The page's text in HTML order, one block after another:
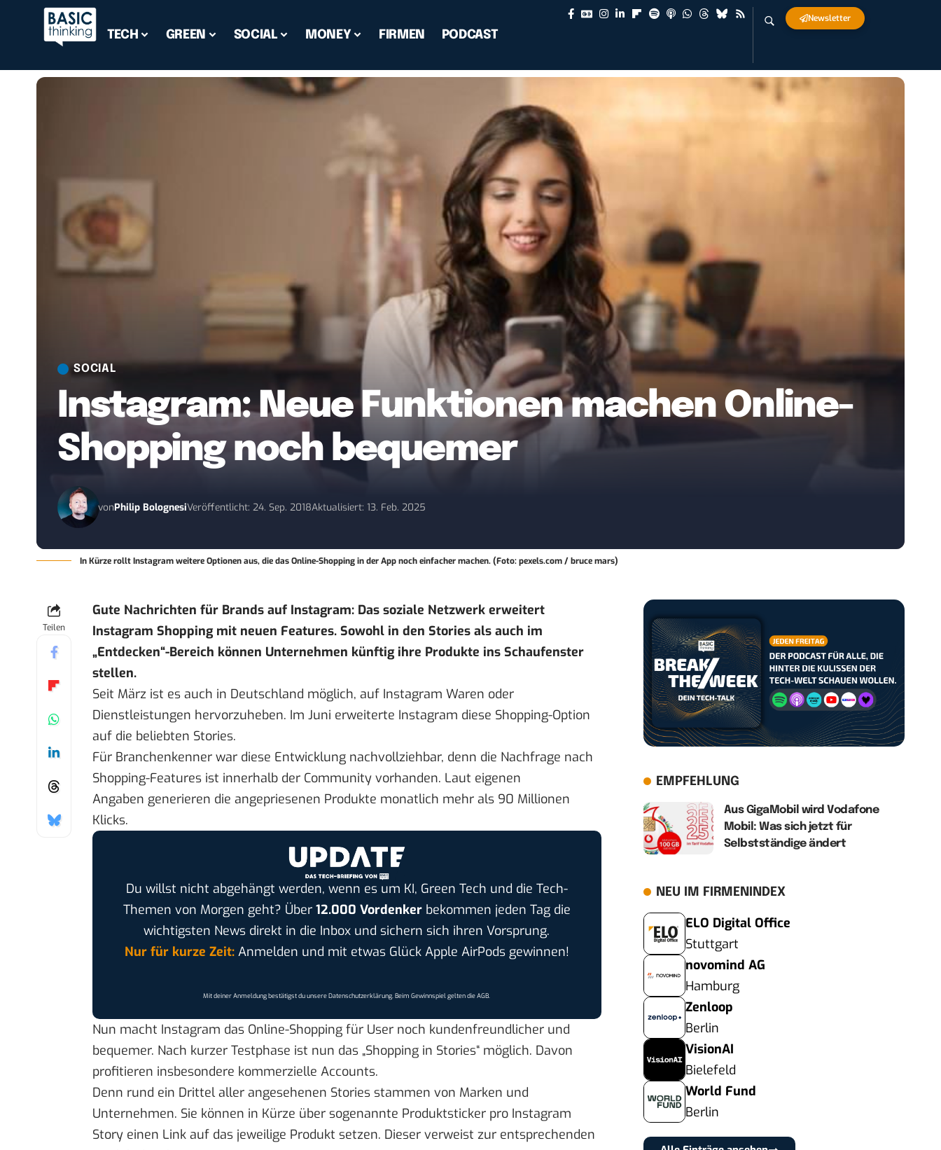
TECH GREEN SOCIAL MONEY FIRMEN PODCAST
Newsletter
SOCIAL
Instagram: Neue Funktionen machen Online-
Shopping noch bequemer
vonPhilip BolognesiVeröffentlicht: 24. Sep. 2018Aktualisiert: 13. Feb. 2025
In Kürze rollt Instagram weitere Optionen aus, die das Online-Shopping in der App noch einfacher machen. (Foto: pexels.com / bruce mars)
Teilen
Gute Nachrichten für Brands auf Instagram: Das soziale Netzwerk erweitert
Instagram Shopping mit neuen Features. Sowohl in den Stories als auch im
„Entdecken“-Bereich können Unternehmen künftig ihre Produkte ins Schaufenster
stellen.
Seit März ist es auch in Deutschland möglich, auf Instagram Waren oder
Dienstleistungen hervorzuheben. Im Juni erweiterte Instagram diese Shopping-Option
auf die beliebten Stories.
Für Branchenkenner war diese Entwicklung nachvollziehbar, denn die Nachfrage nach
Shopping-Features ist innerhalb der Community vorhanden. Laut eigenen
Angaben generieren die angepriesenen Produkte monatlich mehr als 90 Millionen
Klicks.
Du willst nicht abgehängt werden, wenn es um KI, Green Tech und die Tech-
Themen von Morgen geht? Über 12.000 Vordenkerbekommen jeden Tag die
wichtigsten News direkt in die Inbox und sichern sich ihren Vorsprung.
Nur für kurze Zeit:Anmelden und mit etwas Glück Apple AirPods gewinnen!
Mit deiner Anmeldung bestätigst du unsereDatenschutzerklärung. Beim Gewinnspiel gelten dieAGB.
Nun macht Instagram das Online-Shopping für User noch kundenfreundlicher und
bequemer. Nach kurzer Testphase ist nun das „Shopping in Stories“ möglich. Davon
profitieren insbesondere kommerzielle Accounts.
Denn rund ein Drittel aller angesehenen Stories stammen von Marken und
Unternehmen. Sie können in Kürze über sogenannte Produktsticker pro Instagram
Story einen Link auf das jeweilige Produkt setzen. Dieser verweist zur entsprechenden
EMPFEHLUNG
Aus GigaMobil wird Vodafone
Mobil: Was sich jetzt für
Selbstständige ändert
NEU IM FIRMENINDEX
ELO Digital Office
Stuttgart
novomind AG
Hamburg
Zenloop
Berlin
VisionAI
Bielefeld
World Fund
Berlin